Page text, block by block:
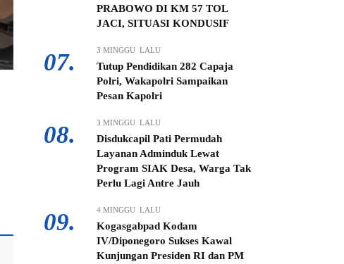
PRABOWO DI KM 57 TOL
JACI, SITUASI KONDUSIF
07. 3 MINGGU LALU
Tutup Pendidikan 282 Capaja
Polri, Wakapolri Sampaikan
Pesan Kapolri
08. 3 MINGGU LALU
Disdukcapil Pati Permudah
Layanan Adminduk Lewat
Program SIAK Desa, Warga Tak
Perlu Lagi Antre Jauh
09. 4 MINGGU LALU
Kogasgabpad Kodam
IV/Diponegoro Sukses Kawal
Kunjungan Presiden RI dan PM